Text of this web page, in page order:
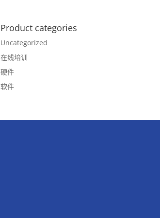
Product categories
Uncategorized
在线培训
硬件
软件